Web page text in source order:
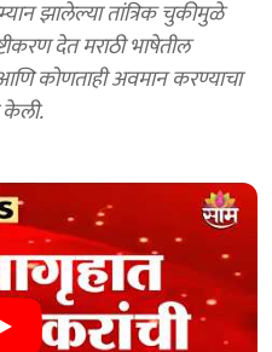
झालेल्या तांत्रिक चुकीमुळे
देत मराठी भाषेतील
कोणताही अवमान करण्याचा
केली.